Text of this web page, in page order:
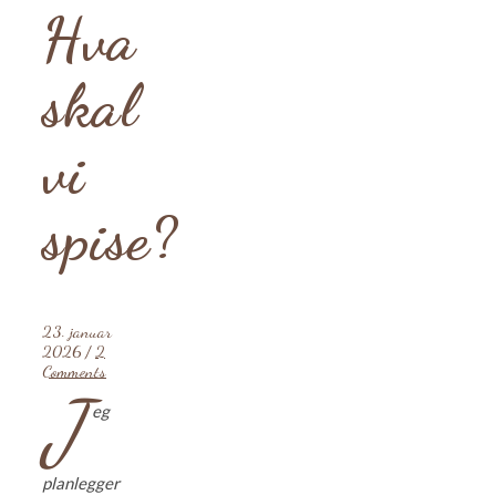
Hva
skal
vi
spise?
23. januar
2026 / 2
Comments
J eg
planlegger